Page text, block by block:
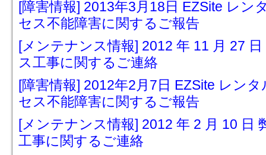
[障害情報] 2013年3月18日 EZSite レ
セス不能障害に関するご報告
[メンテナンス情報] 2012 年 11 月 27
ス工事に関するご連絡
[障害情報] 2012年2月7日 EZSite レン
セス不能障害に関するご報告
[メンテナンス情報] 2012 年 2 月 10 日
工事に関するご連絡